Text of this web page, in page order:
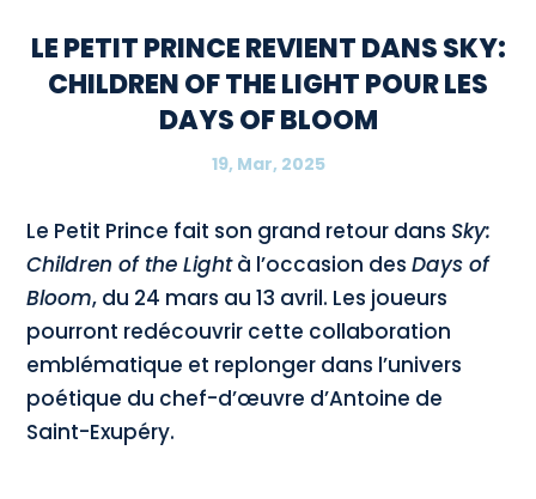
LE PETIT PRINCE REVIENT DANS SKY:
CHILDREN OF THE LIGHT POUR LES
DAYS OF BLOOM
19, Mar, 2025
Le Petit Prince fait son grand retour dans Sky:
Children of the Lightà l’occasion desDays of
Bloom, du 24 mars au 13 avril. Les joueurs
pourront redécouvrir cette collaboration
emblématique et replonger dans l’univers
poétique du chef-d’œuvre d’Antoine de
Saint-Exupéry.